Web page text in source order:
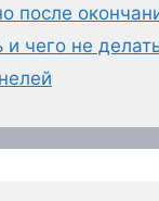
после
и чего не